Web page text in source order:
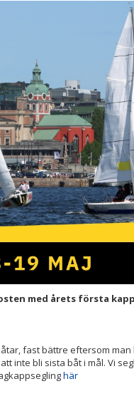
med årets första
fast bättre eftersom man
inte bli sista båt i mål. Vi
här